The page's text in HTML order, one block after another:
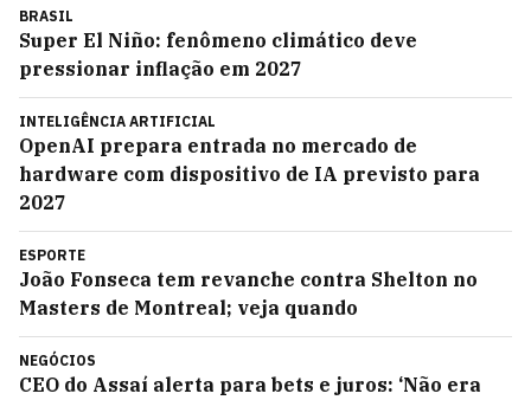
BRASIL
Super El Niño: fenômeno climático deve
pressionar inflação em 2027
INTELIGÊNCIA ARTIFICIAL
OpenAI prepara entrada no mercado de
hardware com dispositivo de IA previsto para
2027
ESPORTE
João Fonseca tem revanche contra Shelton no
Masters de Montreal; veja quando
NEGÓCIOS
CEO do Assaí alerta para bets e juros: ‘Não era